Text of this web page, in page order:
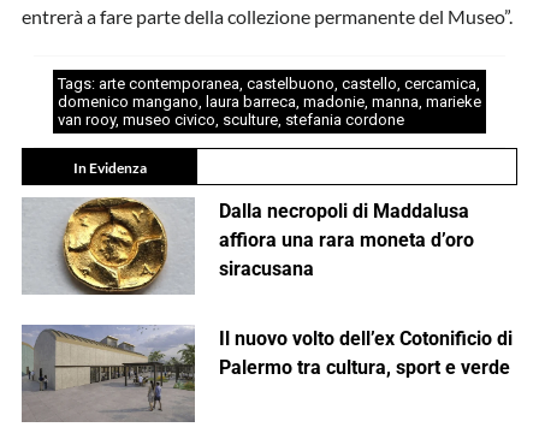
entrerà a fare parte della collezione permanente del Museo”.
Tags: arte contemporanea, castelbuono, castello, cercamica,
domenico mangano, laura barreca, madonie, manna, marieke
van rooy, museo civico, sculture, stefania cordone
In Evidenza
Dalla necropoli di Maddalusa
affiora una rara moneta d’oro
siracusana
Il nuovo volto dell’ex Cotonificio di
Palermo tra cultura, sport e verde